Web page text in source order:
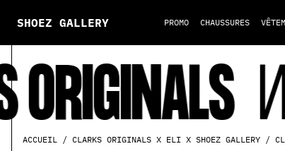
SHOEZ GALLERY PROMO CHAUSSURES
WALLABEE
ACCUEIL CLARKS ORIGINALS X ELI X SHOEZ GALLERY